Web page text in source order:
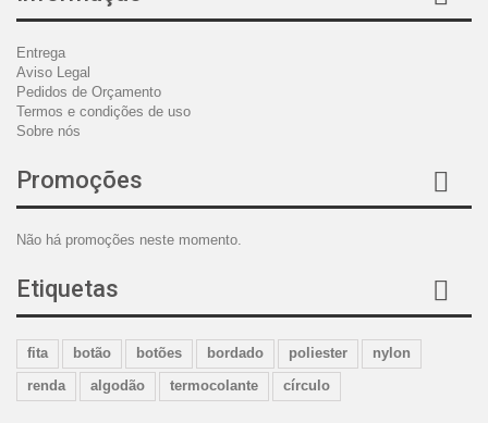
Entrega
Aviso Legal
Pedidos de Orçamento
Termos e condições de uso
Sobre nós
Promoções
Não há promoções neste momento.
Etiquetas
fita botão botões bordado poliester
nylon
renda
algodão termocolante círculo